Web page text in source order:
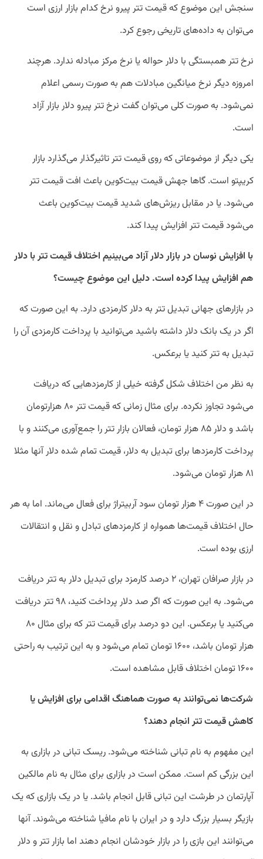
سنجش این موضوع که قیمت تتر پیرو نرخ کدام بازار ارزی است
می‌توان به داده‌های تاریخی رجوع کرد.
نرخ تتر همبستگی با دلار حواله یا نرخ مرکز مبادله ندارد. هرچند
امروزه دیگر نرخ میانگین مبادلات هم به صورت رسمی اعلام
نمی‌شود. به صورت کلی می‌توان گفت نرخ تتر پیرو دلار بازار آزاد
است.
یکی دیگر از موضوعاتی که روی قیمت تتر تاثیرگذار می‌گذارد بازار
کریپتو است. گاها جهش قیمت بیت‌کوین باعث افت قیمت تتر
می‌شود. یا در مقابل ریزش‌های شدید قیمت بیت‌کوین باعث
می‌شود قیمت تتر افزایش پیدا کند.
با افزایش نوسان در بازار دلار آزاد می‌بینیم اختلاف قیمت تتر با دلار
هم افزایش پیدا کرده است. دلیل این موضوع چیست؟
در بازارهای جهانی تبدیل تتر به دلار کارمزدی دارد. به این صورت که
اگر در یک بانک دلار داشته باشید می‌توانید با پرداخت کارمزدی آن را
تبدیل به تتر کنید یا برعکس.
به نظر من اختلاف شکل گرفته خیلی از کارمزدهایی که دریافت
می‌شود تجاوز نکرده. برای مثال زمانی که قیمت تتر ۸۰ هزارتومان
باشد و دلار ۸۵ هزار تومان، فعالان بازار تتر را جمع‌آوری می‌کنند و با
پرداخت کارمزدها برای تبدیل به دلار، قیمت تمام شده دلار آنها مثلا
۸۱ هزار تومان می‌شود.
در این صورت ۴ هزار تومان سود آربیتراژ برای فعال می‌ماند. اما به هر
حال اختلاف قیمت‌ها همواره از کارمزدهای تبادل و نقل و انتقالات
ارزی بوده است.
در بازار صرافان تهران، ۲ درصد کارمزد برای تبدیل دلار به تتر دریافت
می‌شود. به این صورت که اگر صد دلار پرداخت کنید، ۹۸ تتر دریافت
می‌کنید یا برعکس. این دو درصد برای قیمت تتر که برای مثال ۸۰
هزار تومان باشد، ۱۶۰۰ تومان تمام می‌شود و به این ترتیب به راحتی
۱۶۰۰ تومان اختلاف قابل مشاهده است.
شرکت‌ها نمی‌توانند به صورت هماهنگ اقدامی برای افزایش یا
کاهش قیمت تتر انجام دهند؟
این مفهوم به نام تبانی شناخته می‌شود. ریسک تبانی در بازاری به
این بزرگی کم است. ممکن است در بازاری برای مثال به نام مالکین
آپارتمان در طرشت این تبانی قابل انجام باشد. یا در یک بازاری که یک
بازیگر بسیار بزرگ دارد و در ایران با نام مافیا شناخته می‌شوند. آنها
می‌توانند این بازی را در بازار خودشان انجام دهند اما بازار تتر و دلار